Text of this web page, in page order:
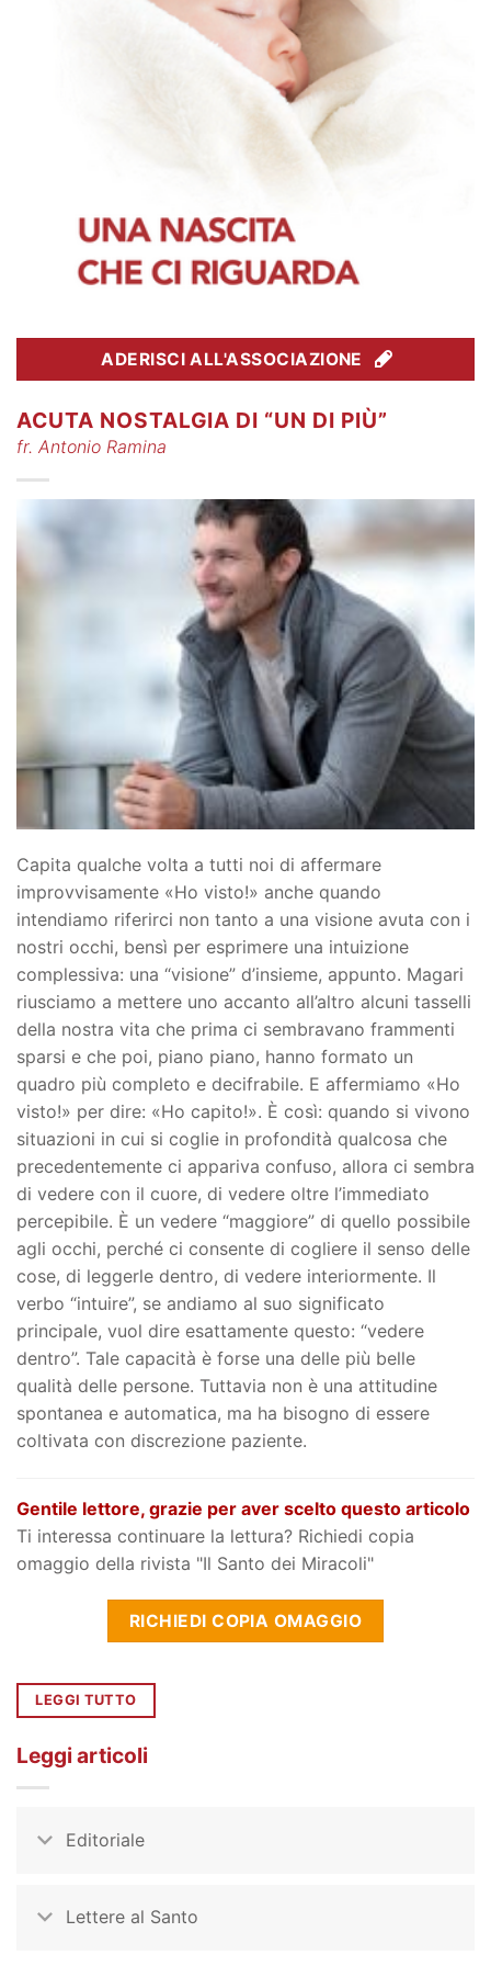
ADERISCI ALL'ASSOCIAZIONE
ACUTA NOSTALGIA DI “UN DI PIÙ”
fr. Antonio Ramina
Capita qualche volta a tutti noi di affermare
improvvisamente «Ho visto!» anche quando
intendiamo riferirci non tanto a una visione avuta con i
nostri occhi, bensì per esprimere una intuizione
complessiva: una “visione” d’insieme, appunto. Magari
riusciamo a mettere uno accanto all’altro alcuni tasselli
della nostra vita che prima ci sembravano frammenti
sparsi e che poi, piano piano, hanno formato un
quadro più completo e decifrabile. E affermiamo «Ho
visto!» per dire: «Ho capito!». È così: quando si vivono
situazioni in cui si coglie in profondità qualcosa che
precedentemente ci appariva confuso, allora ci sembra
di vedere con il cuore, di vedere oltre l’immediato
percepibile. È un vedere “maggiore” di quello possibile
agli occhi, perché ci consente di cogliere il senso delle
cose, di leggerle dentro, di vedere interiormente. Il
verbo “intuire”, se andiamo al suo significato
principale, vuol dire esattamente questo: “vedere
dentro”. Tale capacità è forse una delle più belle
qualità delle persone. Tuttavia non è una attitudine
spontanea e automatica, ma ha bisogno di essere
coltivata con discrezione paziente.
Gentile lettore, grazie per aver scelto questo articolo
Ti interessa continuare la lettura? Richiedi copia
omaggio della rivista "Il Santo dei Miracoli"
RICHIEDI COPIA OMAGGIO
LEGGI TUTTO
Leggi articoli
Editoriale
Lettere al Santo